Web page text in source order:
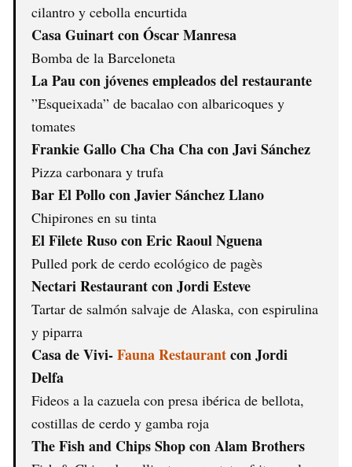
cilantro y cebolla encurtida
Casa Guinart con Óscar Manresa
Bomba de la Barceloneta
La Pau con jóvenes empleados del restaurante
”Esqueixada” de bacalao con albaricoques y
tomates
Frankie Gallo Cha Cha Cha con Javi Sánchez
Pizza carbonara y trufa
Bar El Pollo con Javier Sánchez Llano
Chipirones en su tinta
El Filete Ruso con Eric Raoul Nguena
Pulled pork de cerdo ecológico de pagès
Nectari Restaurant con Jordi Esteve
Tartar de salmón salvaje de Alaska, con espirulina
y piparra
Casa de Vivi-Fauna Restaurantcon Jordi
Delfa
Fideos a la cazuela con presa ibérica de bellota,
costillas de cerdo y gamba roja
The Fish and Chips Shop con Alam Brothers